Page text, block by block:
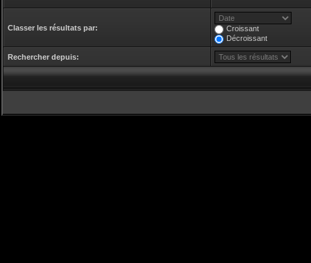
Classer les résultats par:
Croissant
Décroissant
Rechercher depuis: